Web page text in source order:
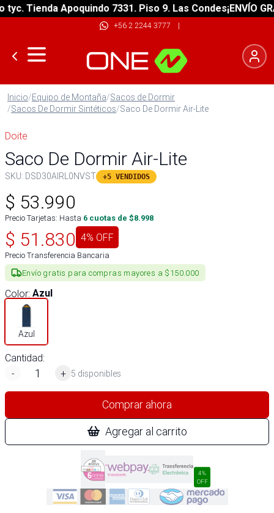
Tienda Apoquindo 7331. Piso 9. Las Condes¡ENVÍO
+56 2 2244 3777 |
Inicio/Equipo de Montaña/Sacos de Dormir
/Sacos De Dormir Sintéticos/Saco De Dormir Air-Lite
Doite
Saco De Dormir Air-Lite
SKU: DSD30AIRL0NVST +5 VENDIDOS
$ 53.990
Precio Tarjetas: Hasta 6 cuotas de $8.998
$ 51.830 4% OFF
Precio Transferencia Bancaria
Envío gratis para compras mayores a $150.000
Color: Azul
Azul
Cantidad:
-
+ 5 disponibles
Comprar ahora
Agregar al carrito
4%
OFF